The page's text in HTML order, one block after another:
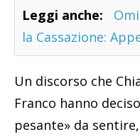
Leggi anche:
la Cassazione:
Un discorso che
Franco hanno
pesante» da